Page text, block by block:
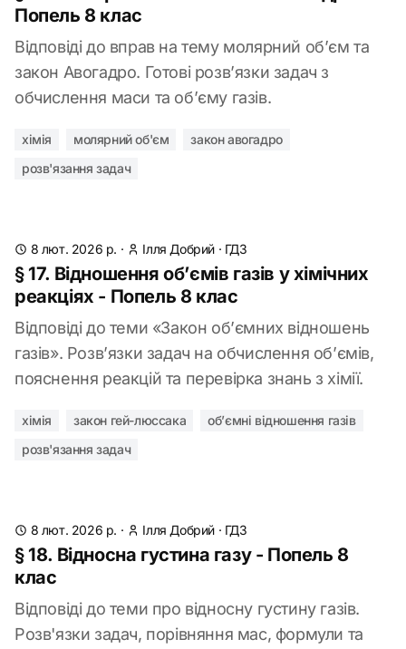
Попель 8 клас
Відповіді до вправ на тему молярний об’єм та
закон Авогадро. Готові розв’язки задач з
обчислення маси та об’єму газів.
хімія молярний об'єм
закон авогадро
розв'язання задач
8 лют. 2026 р. · Ілля Добрий · ГДЗ
§ 17. Відношення об’ємів газів у хімічних
реакціях - Попель 8 клас
Відповіді до теми «Закон об’ємних відношень
газів». Розв’язки задач на обчислення об’ємів,
пояснення реакцій та перевірка знань з хімії.
хімія закон гей-люссака
об’ємні відношення газів
розв'язання задач
8 лют. 2026 р. · Ілля Добрий · ГДЗ
§ 18. Відносна густина газу - Попель 8
клас
Відповіді до теми про відносну густину газів.
Розв'язки задач, порівняння мас, формули та